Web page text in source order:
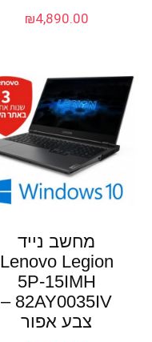
₪4,890.00
מחשב נייד
Lenovo Legion
5P-15IMH
82AY0035IV –
צבע אפור